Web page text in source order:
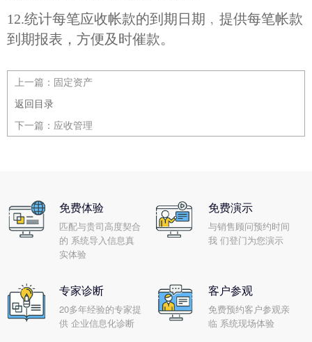
12.统计每笔应收帐款的到期日期﹐提供每笔帐款
到期报表，方便及时催款。
上一篇： 固定资产
返回目录
下一篇： 应收管理
免费体验
匹配与贵司高度契合
的 系统导入信息真
实体验
免费演示
与销售顾问预约时间
我 们登门为您演示
专家诊断
20多年经验的专家提
供 企业信息化诊断
客户参观
免费预约客户参观亲
临 系统现场体验